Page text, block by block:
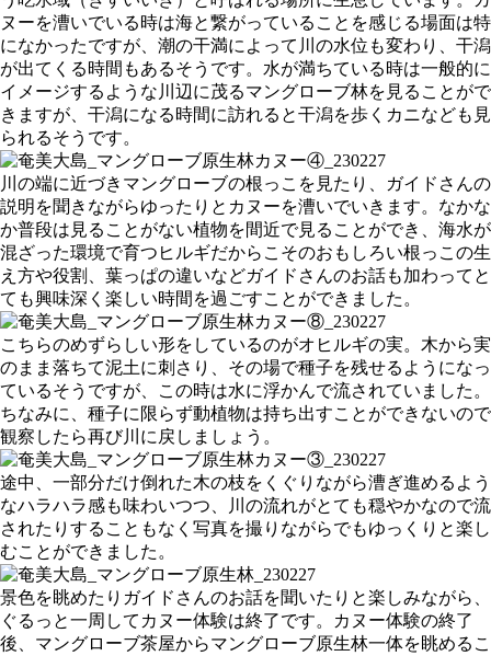
ヌーを漕いでいる時は海と繋がっていることを感じる場面は特
になかったですが、潮の干満によって川の水位も変わり、干潟
が出てくる時間もあるそうです。水が満ちている時は一般的に
イメージするような川辺に茂るマングローブ林を見ることがで
きますが、干潟になる時間に訪れると干潟を歩くカニなども見
られるそうです。
川の端に近づきマングローブの根っこを見たり、ガイドさんの
説明を聞きながらゆったりとカヌーを漕いでいきます。なかな
か普段は見ることがない植物を間近で見ることができ、海水が
混ざった環境で育つヒルギだからこそのおもしろい根っこの生
え方や役割、葉っぱの違いなどガイドさんのお話も加わってと
ても興味深く楽しい時間を過ごすことができました。
こちらのめずらしい形をしているのがオヒルギの実。木から実
のまま落ちて泥土に刺さり、その場で種子を残せるようになっ
ているそうですが、この時は水に浮かんで流されていました。
ちなみに、種子に限らず動植物は持ち出すことができないので
観察したら再び川に戻しましょう。
途中、一部分だけ倒れた木の枝をくぐりながら漕ぎ進めるよう
なハラハラ感も味わいつつ、川の流れがとても穏やかなので流
されたりすることもなく写真を撮りながらでもゆっくりと楽し
むことができました。
景色を眺めたりガイドさんのお話を聞いたりと楽しみながら、
ぐるっと一周してカヌー体験は終了です。カヌー体験の終了
後、マングローブ茶屋からマングローブ原生林一体を眺めるこ